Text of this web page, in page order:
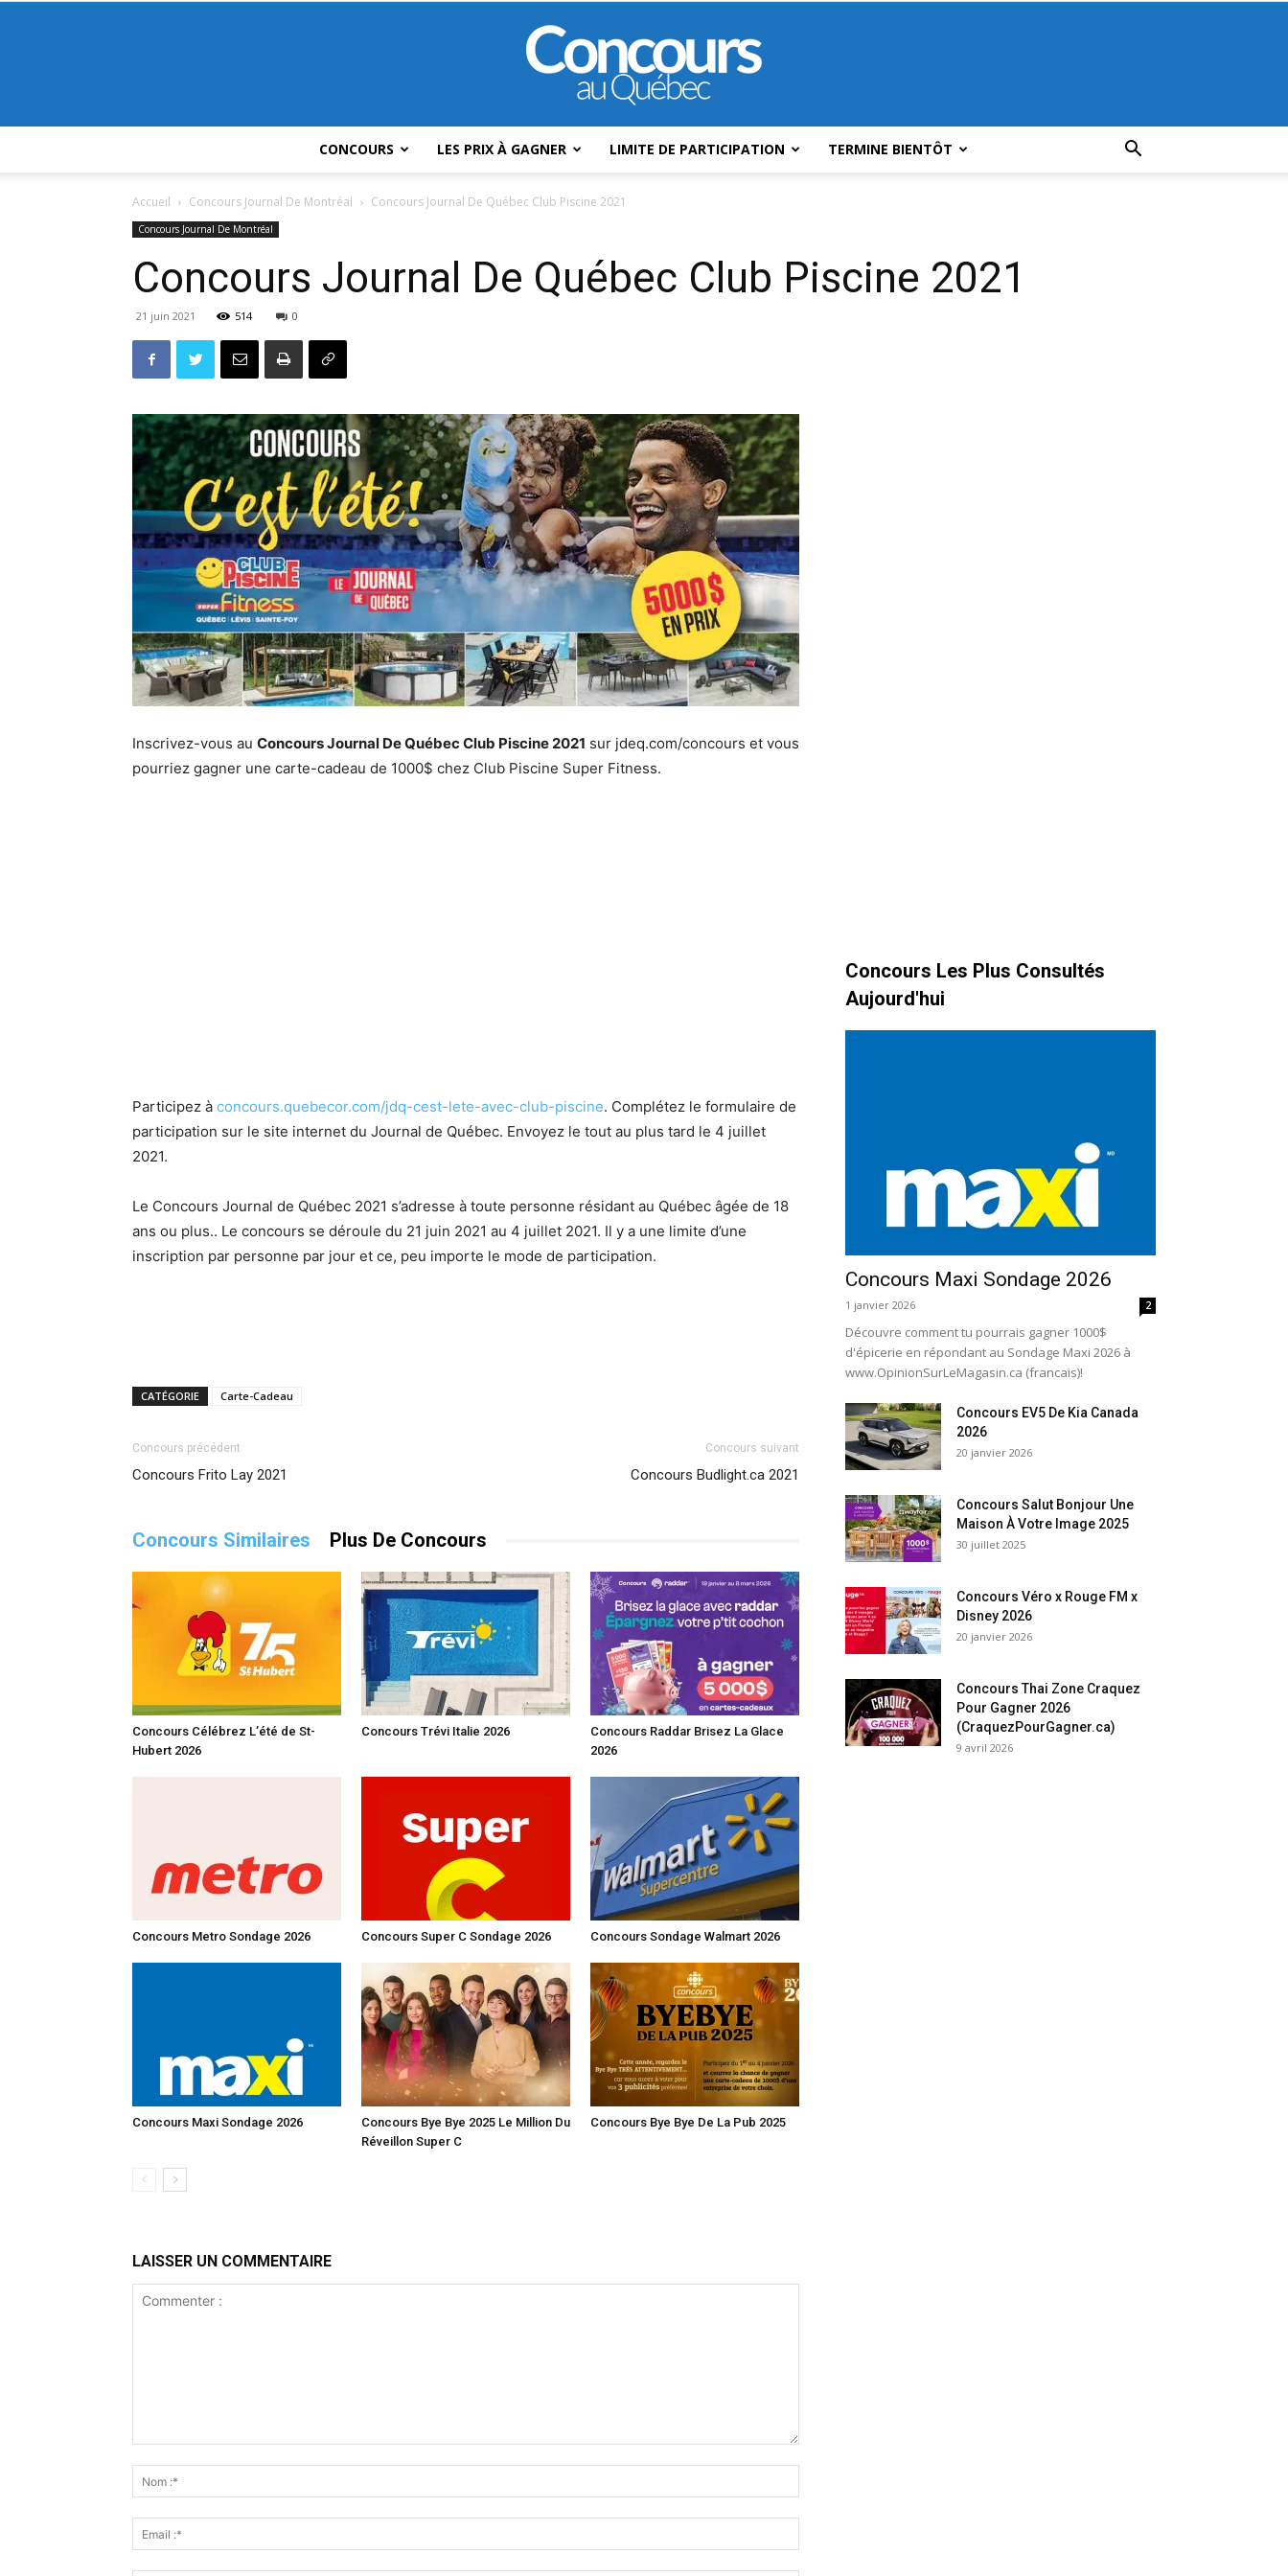
Au
Québec
CONCOURS LES PRIX À GAGNER LIMITE DE PARTICIPATION TERMINE BIENTÔT
Accueil Concours Journal De Montréal Concours Journal De Québec Club Piscine 2021
Concours Journal De Montréal
Concours Journal De Québec Club Piscine 2021
21 juin 2021 514 0
Inscrivez-vous au Concours Journal De Québec Club Piscine 2021 sur jdeq.com/concours et vous
pourriez gagner une carte-cadeau de 1000$ chez Club Piscine Super Fitness.
Participez à concours.quebecor.com/jdq-cest-lete-avec-club-piscine. Complétez le formulaire de
participation sur le site internet du Journal de Québec. Envoyez le tout au plus tard le 4 juillet
2021.
Le Concours Journal de Québec 2021 s’adresse à toute personne résidant au Québec âgée de 18
ans ou plus.. Le concours se déroule du 21 juin 2021 au 4 juillet 2021. Il y a une limite d’une
inscription par personne par jour et ce, peu importe le mode de participation.
CATÉGORIE Carte-Cadeau
Concours précédent
Concours Frito Lay 2021
Concours suivant
Concours Budlight.ca 2021
Concours Similaires Plus De Concours
Concours Célébrez L’été de St-
Hubert 2026
Concours Trévi Italie 2026
Concours Raddar Brisez La Glace
2026
Concours Metro Sondage 2026 Concours Super C Sondage 2026 Concours Sondage Walmart 2026
Concours Maxi Sondage 2026
Concours Bye Bye 2025 Le Million Du
Réveillon Super C
Concours Bye Bye De La Pub 2025
LAISSER UN COMMENTAIRE
Concours Les Plus Consultés
Aujourd'hui
Concours Maxi Sondage 2026
1 janvier 2026 2
Découvre comment tu pourrais gagner 1000$
d'épicerie en répondant au Sondage Maxi 2026 à
www.OpinionSurLeMagasin.ca (francais)!
Concours EV5 De Kia Canada
2026
20 janvier 2026
Concours Salut Bonjour Une
Maison À Votre Image 2025
30 juillet 2025
Concours Véro x Rouge FM x
Disney 2026
20 janvier 2026
Concours Thai Zone Craquez
Pour Gagner 2026
(CraquezPourGagner.ca)
9 avril 2026